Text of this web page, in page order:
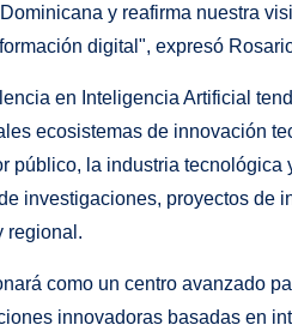
y reafirma nuestra
digital", expresó
en Inteligencia Artificial
ecosistemas de innovación
público, la industria
investigaciones, proyectos de
regional.
como un centro avanzado
innovadoras basadas en